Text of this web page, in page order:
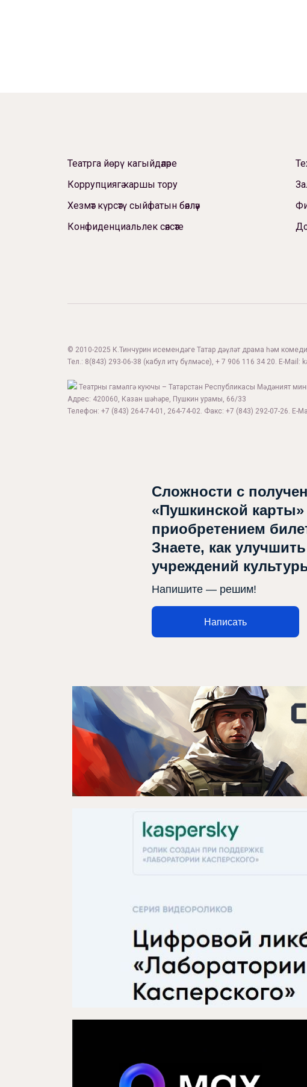
Театр турында
Медиа
Элемтә
Театрга йөрү кагыйдәләре
Коррупциягә каршы тору
Хезмәт күрсәтү сыйфатын бәяләү
Конфиденциальлек сәясәте
© 2010-2025 К.Тинчурин исемендәге Татар дәүләт драма һәм
Тел.: 8(843) 293-06-38 (кабул итү бүлмәсе), + 7 906 116 34 20. E-Mail:
Театрны гамәлгә куючы – Татарстан Республикасы Мәдәният
Адрес: 420060, Казан шәһәре, Пушкин урамы, 66/33
Телефон: +7 (843) 264-74-01, 264-74-02. Факс: +7 (843) 292-07-26. E-
Сложности с
«Пушкинской
приобретением
Знаете, как
учреждений
Напишите — решим!
Написать